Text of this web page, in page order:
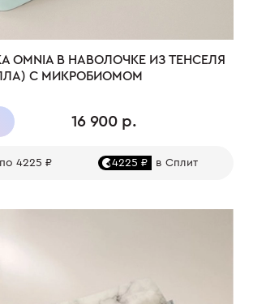
OMNIA В НАВОЛОЧКЕ ИЗ ТЕНСЕЛЯ
С МИКРОБИОМОМ
16 900 р.
4225 ₽ 4225 ₽ в Сплит